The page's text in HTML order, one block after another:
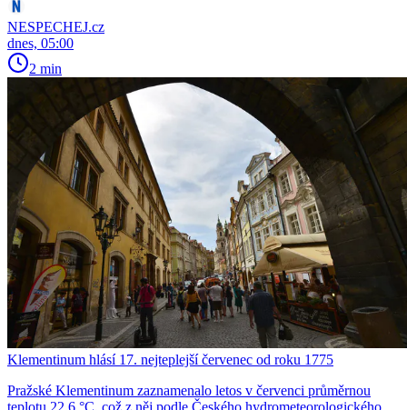
NESPECHEJ.cz
dnes, 05:00
2 min
Klementinum hlásí 17. nejteplejší červenec od roku 1775
Pražské Klementinum zaznamenalo letos v červenci průměrnou